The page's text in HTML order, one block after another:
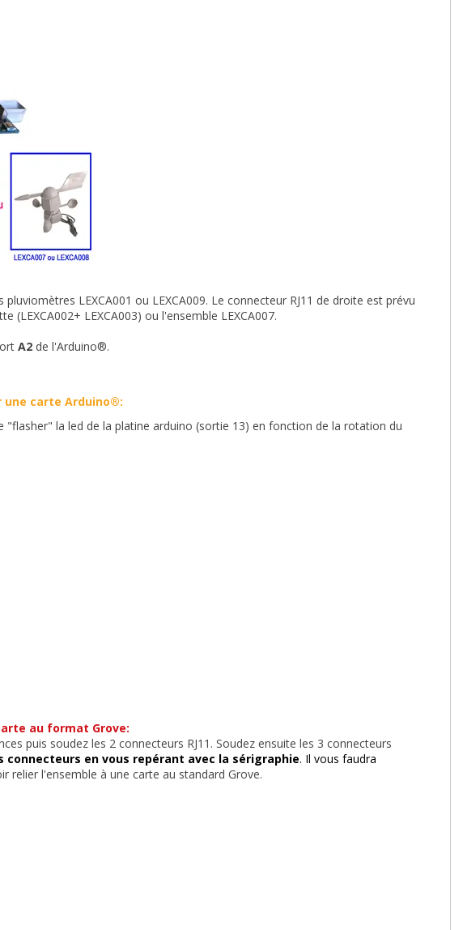
LEXCA001 ou LEXCA009. Le connecteur RJ11 de droite est prévu
(LEXCA002+ LEXCA003) ou l'ensemble LEXCA007.
A2 de l'Arduino®.
carte Arduino®:
"flasher" la led de la platine arduino (sortie 13) en fonction de la rotation du
au format Grove:
puis soudez les 2 connecteurs RJ11. Soudez ensuite les 3 connecteurs
connecteurs en vous repérant avec la sérigraphie. Il vous faudra
relier l'ensemble à une carte au standard Grove.